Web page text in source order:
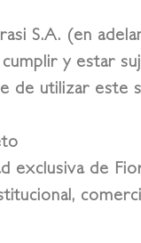
S.A. (en
cumplir y estar
de utilizar este
exclusiva de